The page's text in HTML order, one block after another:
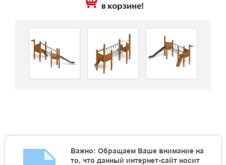
Важно: Обращаем Ваше внимание на
то, что данный интернет-сайт носит